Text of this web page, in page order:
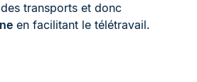
transports et donc
en facilitant le télétravail.